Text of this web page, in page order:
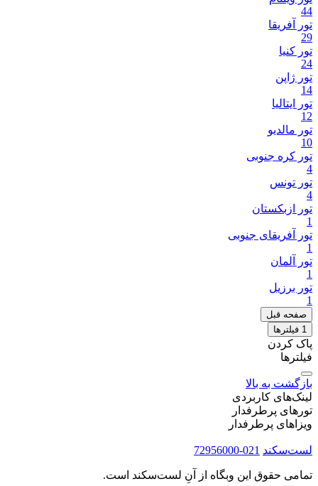
44
تور آفریقا
29
تور کنیا
24
تور ژاپن
14
تور ایتالیا
12
تور مالدیو
10
تور کره جنوبی
4
تور تونس
4
تور ازبکستان
1
تور آفریقای جنوبی
1
تور آلمان
1
تور برزیل
1
صفحه قبل
1
پاک کردن
فیلترها
بازگشت به بالا
لینک‌های کاربردی
تورهای پرطرفدار
ویزاهای پرطرفدار
لست‌سکند 021-72956000
تمامی حقوق این وبگاه از آنِ لست‌سکند است.